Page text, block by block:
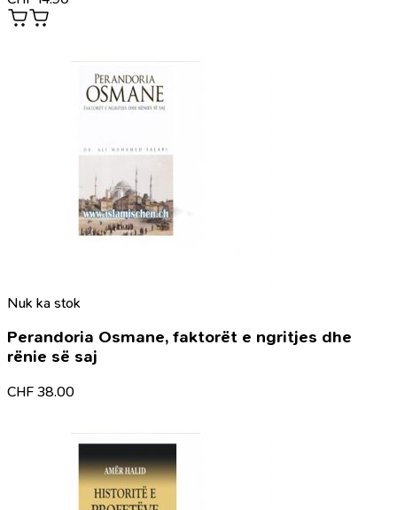
Nuk ka stok
Perandoria Osmane, faktorët e ngritjes dhe
rënie së saj
CHF 38.00